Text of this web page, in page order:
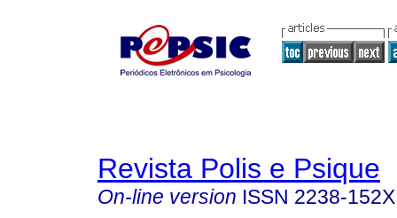
Revista Polis e Psique
On-line version ISSN 2238-152X